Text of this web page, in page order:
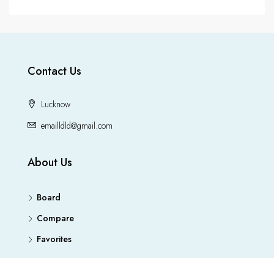
Contact Us
Lucknow
emailldld@gmail.com
About Us
Board
Compare
Favorites